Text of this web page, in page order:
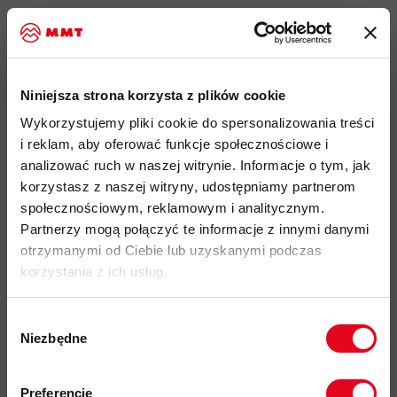
Niniejsza strona korzysta z plików cookie
Wykorzystujemy pliki cookie do spersonalizowania treści
i reklam, aby oferować funkcje społecznościowe i
analizować ruch w naszej witrynie. Informacje o tym, jak
korzystasz z naszej witryny, udostępniamy partnerom
społecznościowym, reklamowym i analitycznym.
Partnerzy mogą połączyć te informacje z innymi danymi
otrzymanymi od Ciebie lub uzyskanymi podczas
korzystania z ich usług.
zgody
Niezbędne
Preferencje
Najważniejsze cechy:
lekki, oddychający i szybkoschnący materiał poliestrowy
Diem 60D pochodzący w 100% z recyklingu elastyczny
materiał, odporny na zagniecenia, zapewniający pełną
swobodę ruchu
materiał pokryty funkcjonalną powłoką UPF o współczynniku
50+; współczynnik ochrony
przed promieniowaniem ultrafioletowym, który przedstawia ile
promieni słonecznych jest blokowanych przez materiał.
klasyczny kołnierzyk
mankiety z zapięciem na zatrzask